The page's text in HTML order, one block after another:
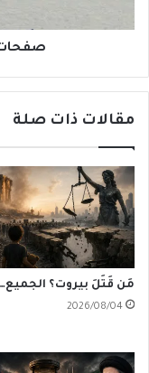
صفحات
مقالات ذات صلة
مَن قَتَلَ بيروت؟ الجميع…
2026/08/04